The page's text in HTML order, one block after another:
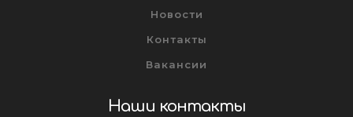
Новости
Контакты
Вакансии
Наши контакты